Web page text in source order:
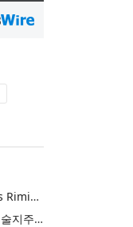
Khimji Ramdas Group Chooses Rimini Street to Reduce SAP Support Costs, Protect 700+ Customizations and Reinvest Savings in Innovation
한전, 에너지 신산업 이끌 ‘한전기술지주’ 공식 출범